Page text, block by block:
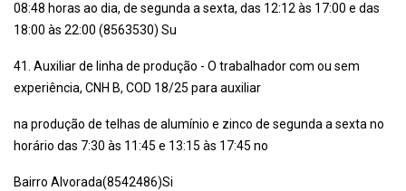
08:48 horas ao dia, de segunda a sexta, das 12:12 às 17:00 e das
18:00 às 22:00 (8563530) Su
41. Auxiliar de linha de produção - O trabalhador com ou sem
experiência, CNH B, COD 18/25 para auxiliar
na produção de telhas de alumínio e zinco de segunda a sexta no
horário das 7:30 às 11:45 e 13:15 às 17:45 no
Bairro Alvorada(8542486)Si